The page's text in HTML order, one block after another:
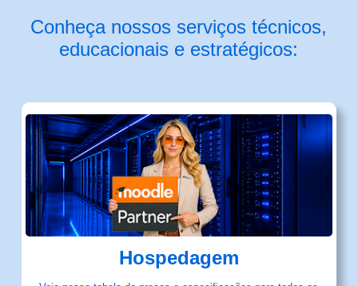
Conheça nossos serviços técnicos,
educacionais e estratégicos:
Hospedagem